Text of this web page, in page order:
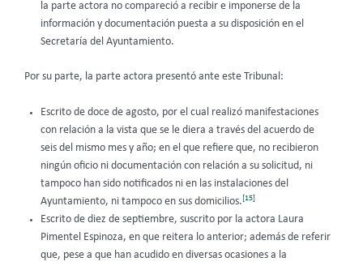
la parte actora no compareció a recibir e imponerse de la
información y documentación puesta a su disposición en el
Secretaría del Ayuntamiento.
Por su parte, la parte actora presentó ante este Tribunal:
Escrito de doce de agosto, por el cual realizó manifestaciones
con relación a la vista que se le diera a través del acuerdo de
seis del mismo mes y año; en el que refiere que, no recibieron
ningún oficio ni documentación con relación a su solicitud, ni
tampoco han sido notificados ni en las instalaciones del
Ayuntamiento, ni tampoco en sus domicilios.[15]
Escrito de diez de septiembre, suscrito por la actora Laura
Pimentel Espinoza, en que reitera lo anterior; además de referir
que, pese a que han acudido en diversas ocasiones a la